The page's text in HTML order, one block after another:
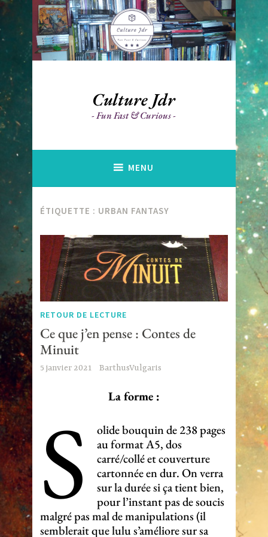
Accéder
au
contenu
principal
Culture Jdr
Fun Fast & Curious
MENU
ÉTIQUETTE : URBAN FANTASY
RETOUR DE LECTURE
Ce que j’en pense : Contes de
Minuit
5 janvier 2021 BarthusVulgaris
La forme :
S
olide bouquin de 238 pages
au format A5, dos
carré/collé et couverture
cartonnée en dur. On verra
sur la durée si ça tient bien,
pour l’instant pas de soucis
malgré pas mal de manipulations (il
semblerait que lulu s’améliore sur sa